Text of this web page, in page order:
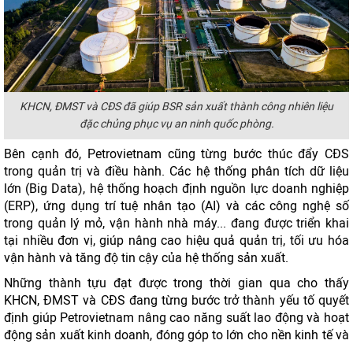
KHCN, ĐMST và CĐS đã giúp BSR sản xuất thành công nhiên liệu
đặc chủng phục vụ an ninh quốc phòng.
Bên cạnh đó, Petrovietnam cũng từng bước thúc đẩy CĐS
trong quản trị và điều hành. Các hệ thống phân tích dữ liệu
lớn (Big Data), hệ thống hoạch định nguồn lực doanh nghiệp
(ERP), ứng dụng trí tuệ nhân tạo (AI) và các công nghệ số
trong quản lý mỏ, vận hành nhà máy... đang được triển khai
tại nhiều đơn vị, giúp nâng cao hiệu quả quản trị, tối ưu hóa
vận hành và tăng độ tin cậy của hệ thống sản xuất.
Những thành tựu đạt được trong thời gian qua cho thấy
KHCN, ĐMST và CĐS đang từng bước trở thành yếu tố quyết
định giúp Petrovietnam nâng cao năng suất lao động và hoạt
động sản xuất kinh doanh, đóng góp to lớn cho nền kinh tế và